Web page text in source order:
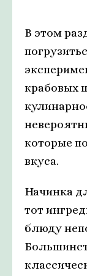
В этом
крабовых
которые
вкуса.
Начинка
тот
блюду